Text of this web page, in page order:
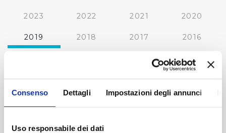
Consenso Dettagli Impostazioni degli annunci
Uso responsabile dei dati
2023 2022 2021 2020
2019 2018 2017 2016
2012
2011 2010 2009 2008